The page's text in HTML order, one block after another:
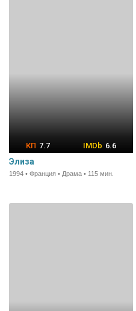
7.7 6.6
Элиза
1994 • Франция • Драма • 115 мин.